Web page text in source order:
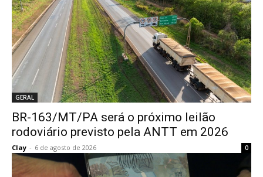
GERAL
BR-163/MT/PA será o próximo leilão
rodoviário previsto pela ANTT em 2026
Clay - 6 de agosto de 2026 0